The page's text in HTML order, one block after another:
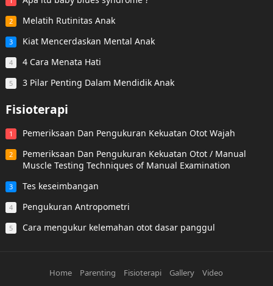
2 Melatih Rutinitas Anak
3 Kiat Mencerdaskan Mental Anak
4 4 Cara Menata Hati
5 3 Pilar Penting Dalam Mendidik Anak
Fisioterapi
1 Pemeriksaan Dan Pengukuran Kekuatan Otot Wajah
2
Pemeriksaan Dan Pengukuran Kekuatan Otot / Manual
Muscle Testing Techniques of Manual Examination
3 Tes keseimbangan
4 Pengukuran Antropometri
5 Cara mengukur kelemahan otot dasar panggul
Home Parenting Fisioterapi Gallery Video